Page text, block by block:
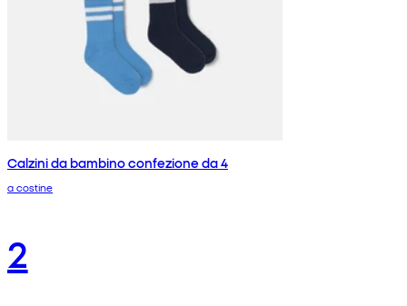
Calzini da bambino confezione da 4
a costine
2